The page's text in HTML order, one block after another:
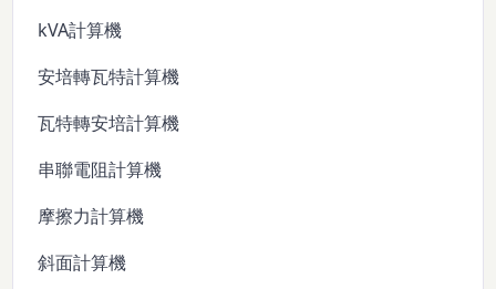
kVA計算機
安培轉瓦特計算機
瓦特轉安培計算機
串聯電阻計算機
摩擦力計算機
斜面計算機